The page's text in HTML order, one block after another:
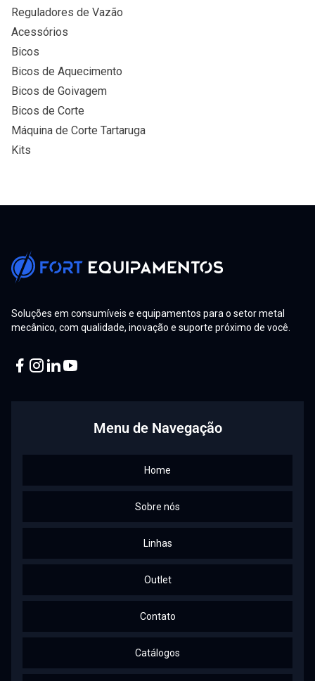
Reguladores de Vazão
Acessórios
Bicos
Bicos de Aquecimento
Bicos de Goivagem
Bicos de Corte
Máquina de Corte Tartaruga
Kits
Soluções em consumíveis e equipamentos para o setor metal
mecânico, com qualidade, inovação e suporte próximo de você.
Menu de Navegação
Home
Sobre nós
Linhas
Outlet
Contato
Catálogos